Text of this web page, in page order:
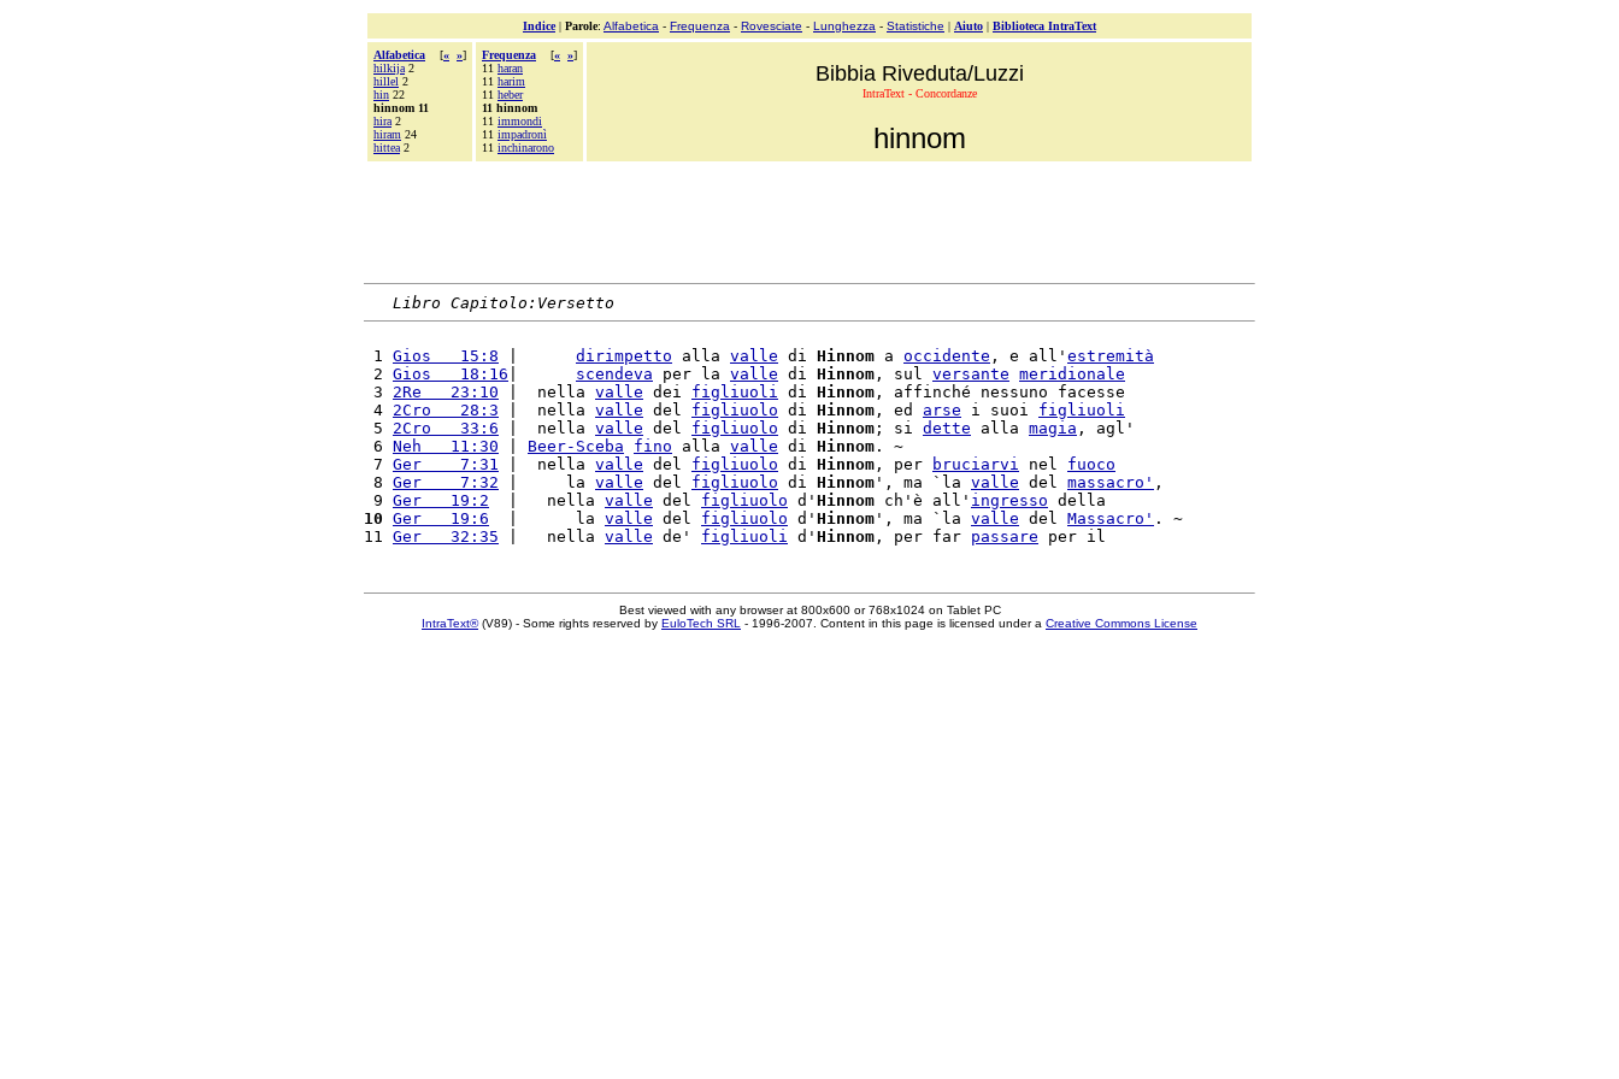
Indice| Parole: Alfabetica - Frequenza - Rovesciate - Lunghezza - Statistiche | Aiuto | Biblioteca IntraText
Alfabetica [« »]
hilkija 2
hillel 2
hin 22
hinnom 11
hira 2
hiram 24
hittea 2
Frequenza [« »]
11 haran
11 harim
11 heber
11 hinnom
11 immondi
11 impadronì
11 inchinarono
Bibbia Riveduta/Luzzi
IntraText - Concordanze
hinnom
Libro Capitolo:Versetto
1 Gios   15:8 dirimpetto alla valle di Hinnom a occidente , e all' estremità
2 Gios   18:16 scendeva per la valle di Hinnom , sul versante meridionale
3 2Re   23:10 |  nella valle dei figliuoli di Hinnom , affinché nessuno facesse
4 2Cro   28:3 |  nella valle del figliuolo di Hinnom , ed arse i suoi figliuoli
5 2Cro   33:6 |  nella valle del figliuolo di Hinnom ; si dette alla magia , agl'
6 Neh   11:30 Beer-Sceba fino alla valle di Hinnom . ~
7 Ger    7:31 |  nella valle del figliuolo di Hinnom , per bruciarvi nel fuoco
8 Ger    7:32 |     la valle del figliuolo di Hinnom ', ma `la valle del massacro' ,
9 Ger   19:2
  |   nella
valle del figliuolo d' Hinnom ch'è all' ingresso
10 Ger   19:6
  |      la
valle del figliuolo d' Hinnom ', ma `la valle del Massacro' . ~
11 Ger   32:35 |   nella valle de' figliuoli d' Hinnom , per far passare
Best viewed with any browser at 800x600 or 768x1024 on Tablet PC
IntraText®(V89) - Some rights reserved by EuloTech SRL - 1996-2007. Content in this page is licensed under a Creative Commons License